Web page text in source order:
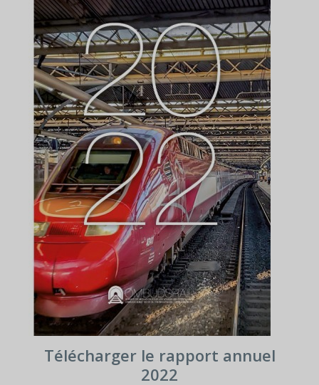
Télécharger le rapport annuel
2022